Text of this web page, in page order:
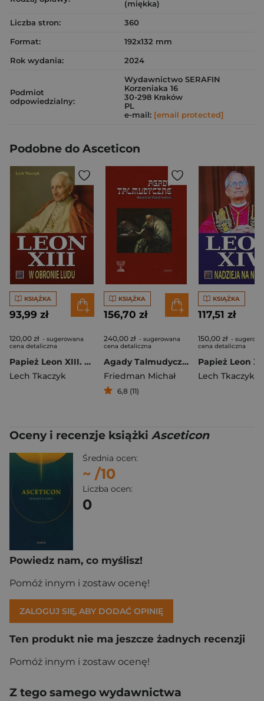
(miękka)
Liczba stron:
360
Format:
192x132 mm
Rok wydania:
2024
Podmiot
odpowiedzialny:
Wydawnictwo SERAFIN
Korzeniaka 16
30-298 Kraków
PL
e-mail: [email protected]
Podobne do Asceticon
KSIĄŻKA
93,99 zł
120,00 zł - sugerowana
cena detaliczna
Papież Leon XIII. W obronie ludu
Lech Tkaczyk
KSIĄŻKA
156,70 zł
240,00 zł - sugerowana
cena detaliczna
Agady Talmudyczne
Friedman Michał
6,8 (11)
KSIĄŻKA
117,51 zł
150,00 zł -
cena detaliczna
Lech Tkaczyk
Oceny i recenzje książki Asceticon
Średnia ocen:
~ /10
Liczba ocen:
0
Powiedz nam, co myślisz!
Pomóż innym i zostaw ocenę!
ZALOGUJ SIĘ, ABY DODAĆ OPINIĘ
Ten produkt nie ma jeszcze żadnych recenzji
Pomóż innym i zostaw ocenę!
Z tego samego wydawnictwa